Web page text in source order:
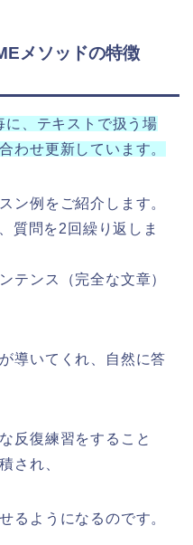
メソッドの特徴
、テキストで扱う場
わせ更新しています。
ン例をご紹介します。
質問を2回繰り返しま
テンス（完全な文章）
導いてくれ、自然に答
反復練習をすること
され、
るようになるのです。